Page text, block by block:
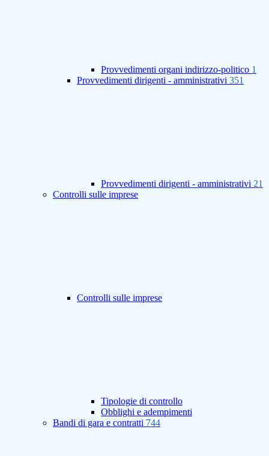
Provvedimenti organi indirizzo-politico 1
Provvedimenti dirigenti - amministrativi 351
Provvedimenti dirigenti - amministrativi 21
Controlli sulle imprese
Controlli sulle imprese
Tipologie di controllo
Obblighi e adempimenti
Bandi di gara e contratti 744